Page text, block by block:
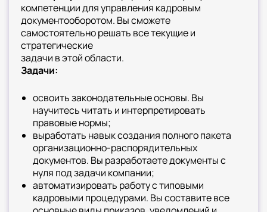
компетенции для управления кадровым
документооборотом. Вы сможете
самостоятельно решать все текущие и
стратегические
задачи в этой области.
Задачи:
освоить законодательные основы. Вы
научитесь читать и интерпретировать
правовые нормы;
выработать навык создания полного пакета
организационно-распорядительных
документов. Вы разработаете документы с
нуля под задачи компании;
автоматизировать работу с типовыми
кадровыми процедурами. Вы составите все